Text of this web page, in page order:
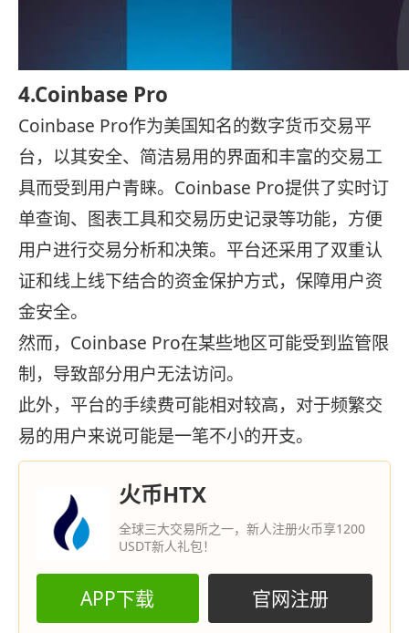
4.Coinbase Pro
Coinbase Pro作为美国知名的数字货币交易平
台，以其安全、简洁易用的界面和丰富的交易工
具而受到用户青睐。Coinbase Pro提供了实时订
单查询、图表工具和交易历史记录等功能，方便
用户进行交易分析和决策。平台还采用了双重认
证和线上线下结合的资金保护方式，保障用户资
金安全。
然而，Coinbase Pro在某些地区可能受到监管限
制，导致部分用户无法访问。
此外，平台的手续费可能相对较高，对于频繁交
易的用户来说可能是一笔不小的开支。
火币HTX
全球三大交易所之一，新人注册火币享1200
USDT新人礼包！
APP下载 官网注册